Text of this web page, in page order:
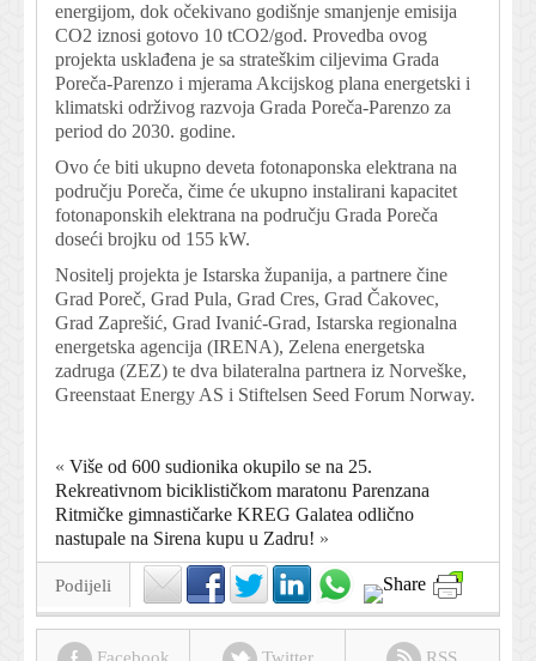
energijom, dok očekivano godišnje smanjenje emisija
CO2 iznosi gotovo 10 tCO2/god. Provedba ovog
projekta usklađena je sa strateškim ciljevima Grada
Poreča-Parenzo i mjerama Akcijskog plana energetski i
klimatski održivog razvoja Grada Poreča-Parenzo za
period do 2030. godine.
Ovo će biti ukupno deveta fotonaponska elektrana na
području Poreča, čime će ukupno instalirani kapacitet
fotonaponskih elektrana na području Grada Poreča
doseći brojku od 155 kW.
Nositelj projekta je Istarska županija, a partnere čine
Grad Poreč, Grad Pula, Grad Cres, Grad Čakovec,
Grad Zaprešić, Grad Ivanić-Grad, Istarska regionalna
energetska agencija (IRENA), Zelena energetska
zadruga (ZEZ) te dva bilateralna partnera iz Norveške,
Greenstaat Energy AS i Stiftelsen Seed Forum Norway.
« Više od 600 sudionika okupilo se na 25.
Rekreativnom biciklističkom maratonu Parenzana
Ritmičke gimnastičarke KREG Galatea odlično
nastupale na Sirena kupu u Zadru! »
Podijeli
Facebook Twitter RSS